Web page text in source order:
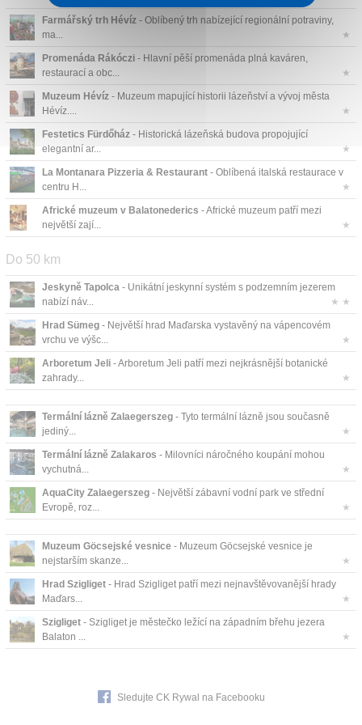
Farmářský trh Hévíz - Oblíbený trh nabízející regionální potraviny,
ma...
★
Promenáda Rákóczi - Hlavní pěší promenáda plná kaváren,
restaurací a obc...
★
Muzeum Hévíz - Muzeum mapující historii lázeňství a vývoj města
Hévíz....
★
Festetics Fürdőház - Historická lázeňská budova propojující
elegantní ar...
★
La Montanara Pizzeria & Restaurant - Oblíbená italská restaurace v
centru H...
★
Africké muzeum v Balatonederics - Africké muzeum patří mezi
největší zají...
★
Do 50 km
Jeskyně Tapolca - Unikátní jeskynní systém s podzemním jezerem
nabízí náv...
★ ★
Hrad Sümeg - Největší hrad Maďarska vystavěný na vápencovém
vrchu ve výšc...
★
Arboretum Jeli - Arboretum Jeli patří mezi nejkrásnější botanické
zahrady...
★
Termální lázně Zalaegerszeg - Tyto termální lázně jsou současně
jediný...
★
Termální lázně Zalakaros - Milovníci náročného koupání mohou
vychutná...
★
AquaCity Zalaegerszeg - Největší zábavní vodní park ve střední
Evropě, roz...
★
Muzeum Göcsejské vesnice - Muzeum Göcsejské vesnice je
nejstarším skanze...
★
Hrad Szigliget - Hrad Szigliget patří mezi nejnavštěvovanější hrady
Maďars...
★
Szigliget - Szigliget je městečko ležící na západním břehu jezera
Balaton ...
★
Sledujte CK Rywal na Facebooku